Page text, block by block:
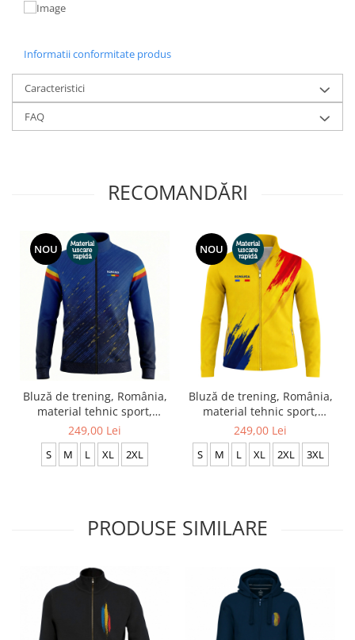
Informatii conformitate produs
Caracteristici
FAQ
RECOMANDĂRI
NOU
Bluză de trening, România,
material tehnic sport,
bleumarin, tricolor CS64
249,00 Lei
S M L XL 2XL
NOU
Bluză de trening, România,
material tehnic sport,
culoare galbenă, tricolor,
CS66
249,00 Lei
S M L XL 2XL 3XL
PRODUSE SIMILARE